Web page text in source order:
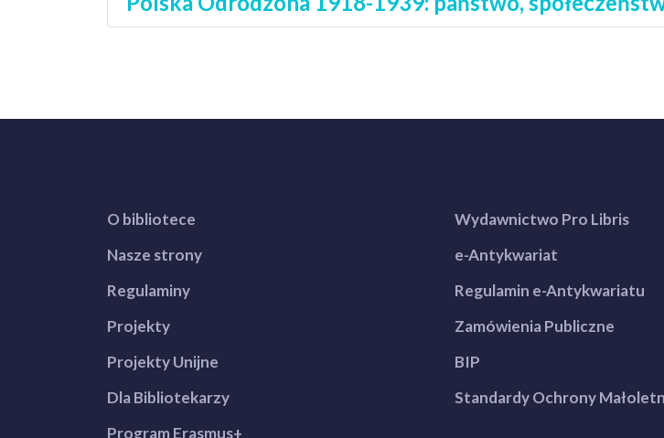
O bibliotece
Nasze strony
Regulaminy
Projekty
Projekty Unijne
Dla Bibliotekarzy
Program Erasmus+
Wydawnictwo Pro Libris
e-Antykwariat
Regulamin e-Antykwariatu
Zamówienia Publiczne
BIP
Standardy Ochrony